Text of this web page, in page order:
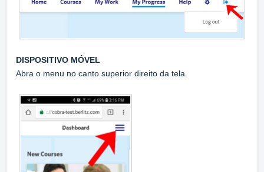
DISPOSITIVO MÓVEL
Abra o menu no canto superior direito da tela.